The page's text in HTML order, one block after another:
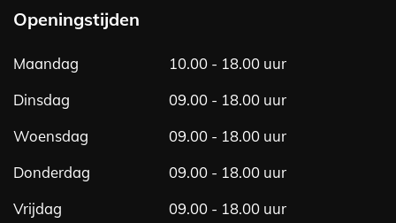
b
o
k
a
g
Openingstijden
Maandag
10.00 - 18.00 uur
Dinsdag
09.00 - 18.00 uur
Woensdag
09.00 - 18.00 uur
Donderdag
09.00 - 18.00 uur
Vrijdag
09.00 - 18.00 uur